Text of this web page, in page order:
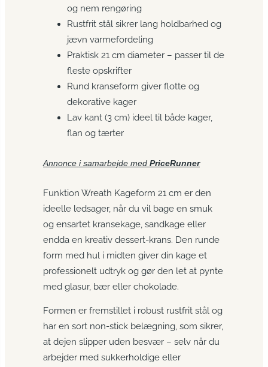
og nem rengøring
Rustfrit stål sikrer lang holdbarhed og
jævn varmefordeling
Praktisk 21 cm diameter – passer til de
fleste opskrifter
Rund kranseform giver flotte og
dekorative kager
Lav kant (3 cm) ideel til både kager,
flan og tærter
Annonce i samarbejde med PriceRunner
Funktion Wreath Kageform 21 cm er den
ideelle ledsager, når du vil bage en smuk
og ensartet kransekage, sandkage eller
endda en kreativ dessert-krans. Den runde
form med hul i midten giver din kage et
professionelt udtryk og gør den let at pynte
med glasur, bær eller chokolade.
Formen er fremstillet i robust rustfrit stål og
har en sort non-stick belægning, som sikrer,
at dejen slipper uden besvær – selv når du
arbejder med sukkerholdige eller